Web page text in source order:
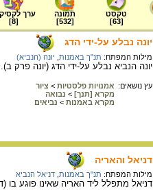
טקסט
[
63
]
תמונה
[
532
]
ערך
[
8
]
יונה נבלע על-ידי הדג
מילות המפתח: תנ"ך באמנות יונה (הנביא)
יונה הנביא נבלע על-ידי הדג (יונה פרק ב). ציור קיר של האמן האיטלקי
עץ נושאים: אמנויות פלסטיות > ציור
מקרא [תנך] > נבואה
מקרא באמנות > נביאים
דניאל והאריה
מילות המפתח: תנ"ך באמנות דניאל הנביא
דניאל מתפלל ליד האריה שאינו פוגע בו (דניאל פרק ו). פסל